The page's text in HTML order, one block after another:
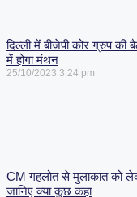
दिल्ली में बीजेपी कोर ग्रुप
में होगा मंथन
25/10/2023 3:24 pm
CM गहलोत से मुलाकात को
जानिए क्या कुछ कहा